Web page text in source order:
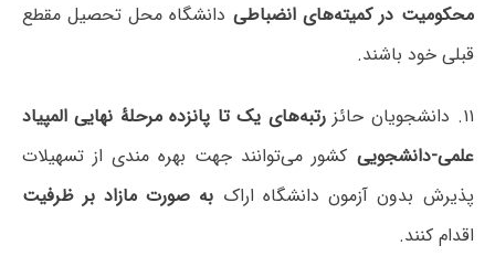
محکومیت در کمیته‌های انضباطی دانشگاه محل تحصیل مقطع
قبلی خود باشند.
۱۱. دانشجویان حائز
رتبه‌های یک تا پانزده مرحلۀ نهایی المپیاد
علمی-دانشجویی کشور می‌توانند جهت بهره مندی از تسهیلات
پذیرش بدون آزمون دانشگاه اراک به صورت مازاد بر ظرفیت
اقدام کنند.